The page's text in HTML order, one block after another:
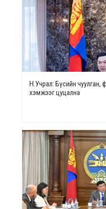
Н.Учрал: Бүсийн чуулган,
хэмжээг цуцална